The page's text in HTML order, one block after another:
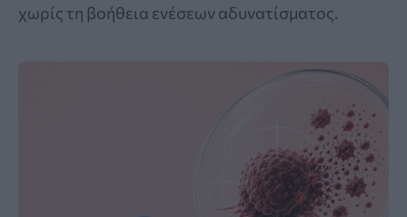
χωρίς τη βοήθεια ενέσεων αδυνατίσματος.